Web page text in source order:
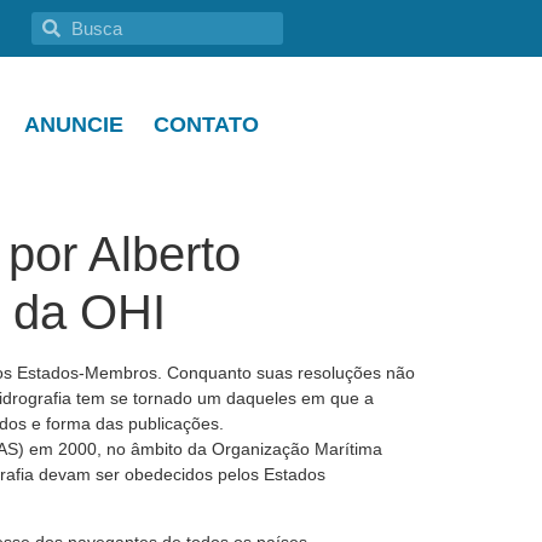
ANUNCIE CONTATO
Alberto
OHI
Estados-Membros. Conquanto suas resoluções não
tem se tornado um daqueles em que a
e forma das publicações.
em 2000, no âmbito da Organização Marítima
devam ser obedecidos pelos Estados